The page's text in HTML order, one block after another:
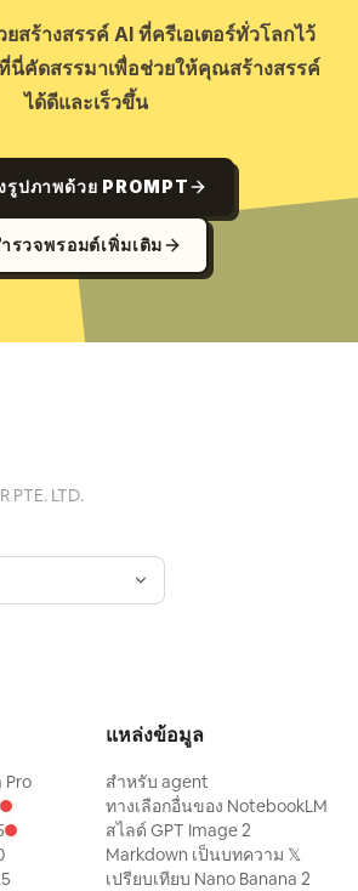
สร้างสรรค์ AI ที่ครีเอเตอร์ทั่วโลกไว้
นี่คัดสรรมาเพื่อช่วยให้คุณสร้างสรรค์
ได้ดีและเร็วขึ้น
รูปภาพด้วย PROMPT
รวจพรอมต์เพิ่มเติม
PTE. LTD.
Pro
แหล่งข้อมูล
สำหรับ agent
ทางเลือกอื่นของ NotebookLM
สไลด์ GPT Image 2
Markdown เป็นบทความ 𝕏
เปรียบเทียบ Nano Banana 2